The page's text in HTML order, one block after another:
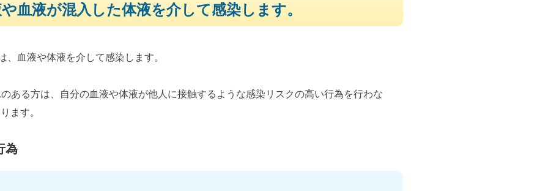
血液が混入した体液を介して感染します。
血液や体液を介して感染します。
ある方は、自分の血液や体液が他人に接触するような感染リスクの高い行為を行わな
ます。
為